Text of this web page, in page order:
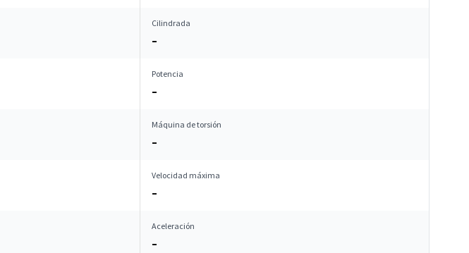
Cilindrada
–
Potencia
–
Máquina de torsión
–
Velocidad máxima
–
Aceleración
–